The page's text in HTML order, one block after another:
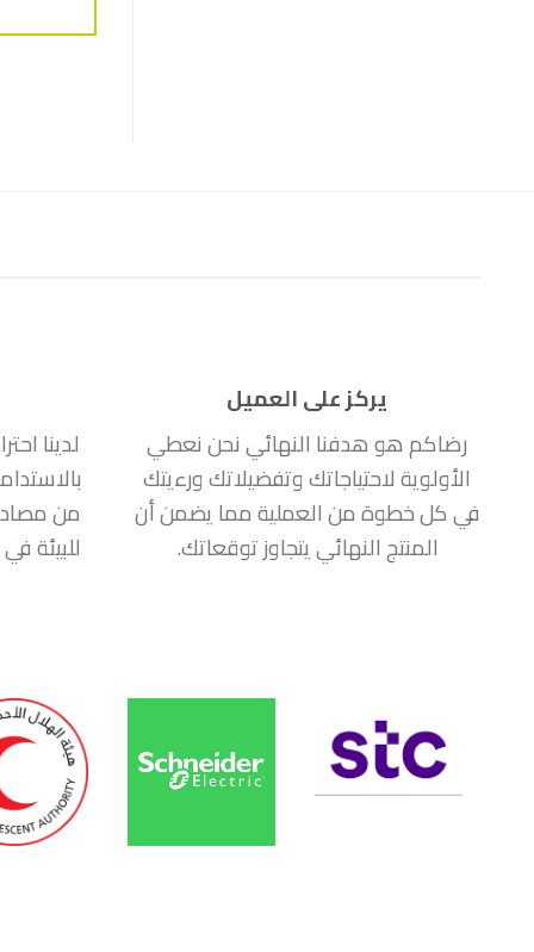
يركز على العميل
رضاكم هو هدفنا النهائي نحن نعطي
الأولوية لاحتياجاتك وتفضيلاتك ورءيتك
في كل خطوة من العملية مما يضمن أن
المنتج النهائي يتجاوز توقعاتك.
لدينا
من
للبيئة